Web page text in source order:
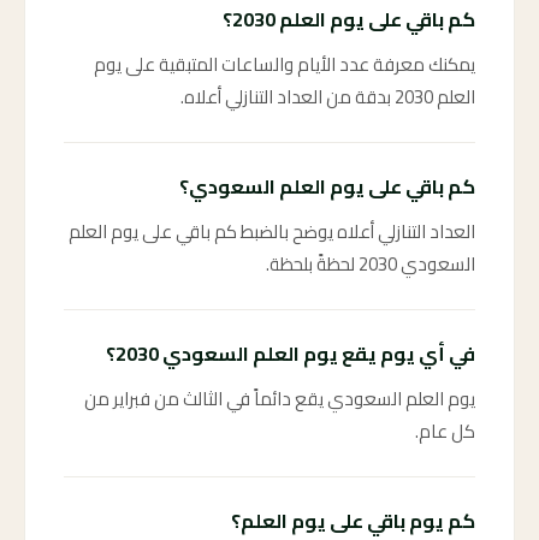
كم باقي على يوم العلم 2030؟
يمكنك معرفة عدد الأيام والساعات المتبقية على يوم
العلم 2030 بدقة من العداد التنازلي أعلاه.
كم باقي على يوم العلم السعودي؟
العداد التنازلي أعلاه يوضح بالضبط كم باقي على يوم العلم
السعودي 2030 لحظةً بلحظة.
في أي يوم يقع يوم العلم السعودي 2030؟
يوم العلم السعودي يقع دائماً في الثالث من فبراير من
كل عام.
كم يوم باقي على يوم العلم؟